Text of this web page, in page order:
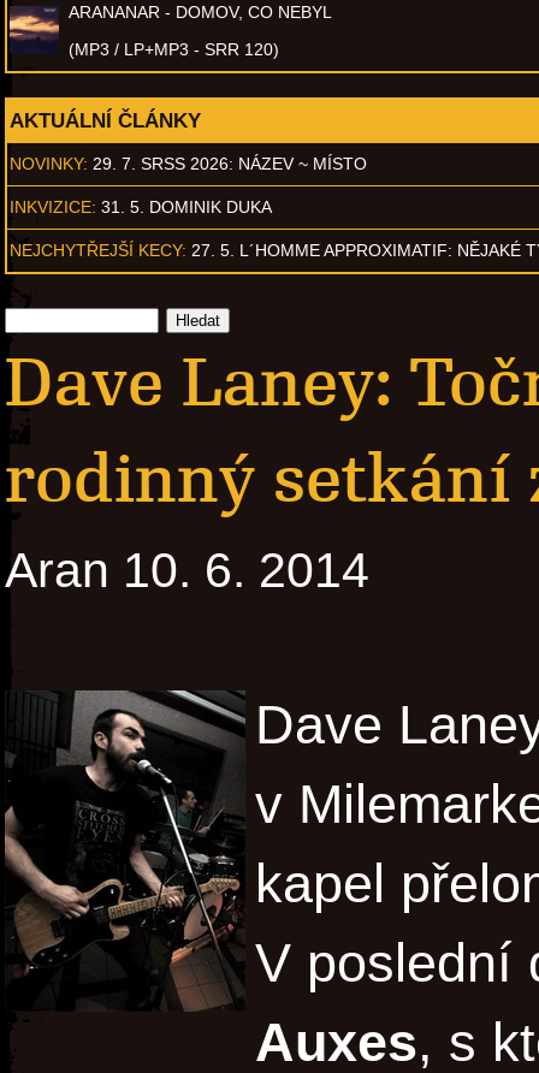
ARANANAR - DOMOV, CO NEBYL
(MP3 / LP+MP3 - SRR 120)
AKTUÁLNÍ ČLÁNKY
NOVINKY: 29. 7. SRSS 2026: NÁZEV ~ MÍSTO
INKVIZICE: 31. 5. DOMINIK DUKA
NEJCHYTŘEJŠÍ KECY: 27. 5. L´HOMME APPROXIMATIF: NĚJAKÉ
Dave Laney:
rodinný setkání
Aran 10. 6. 2014
Dave
v
kapel
V poslední
Auxes, s